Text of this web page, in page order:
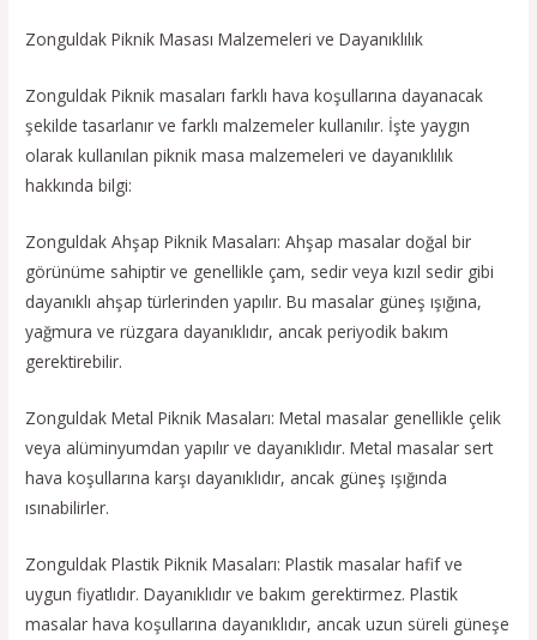
Zonguldak Piknik Masası Malzemeleri ve Dayanıklılık
Zonguldak Piknik masaları farklı hava koşullarına dayanacak
şekilde tasarlanır ve farklı malzemeler kullanılır. İşte yaygın
olarak kullanılan piknik masa malzemeleri ve dayanıklılık
hakkında bilgi:
Zonguldak Ahşap Piknik Masaları: Ahşap masalar doğal bir
görünüme sahiptir ve genellikle çam, sedir veya kızıl sedir gibi
dayanıklı ahşap türlerinden yapılır. Bu masalar güneş ışığına,
yağmura ve rüzgara dayanıklıdır, ancak periyodik bakım
gerektirebilir.
Zonguldak Metal Piknik Masaları: Metal masalar genellikle çelik
veya alüminyumdan yapılır ve dayanıklıdır. Metal masalar sert
hava koşullarına karşı dayanıklıdır, ancak güneş ışığında
ısınabilirler.
Zonguldak Plastik Piknik Masaları: Plastik masalar hafif ve
uygun fiyatlıdır. Dayanıklıdır ve bakım gerektirmez. Plastik
masalar hava koşullarına dayanıklıdır, ancak uzun süreli güneşe